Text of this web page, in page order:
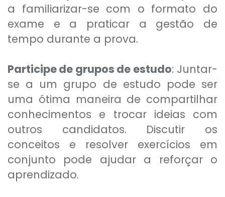
a familiarizar-se com o formato do
exame e a praticar a gestão de
tempo durante a prova.
Participe de grupos de estudo: Juntar-
se a um grupo de estudo pode ser
uma ótima maneira de compartilhar
conhecimentos e trocar ideias com
outros candidatos. Discutir os
conceitos e resolver exercícios em
conjunto pode ajudar a reforçar o
aprendizado.